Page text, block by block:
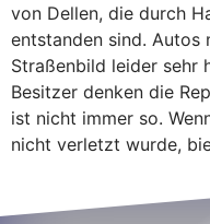
von Dellen, die durch
entstanden sind. Autos
Straßenbild leider sehr
Besitzer denken die
ist nicht immer so.
nicht verletzt wurde,